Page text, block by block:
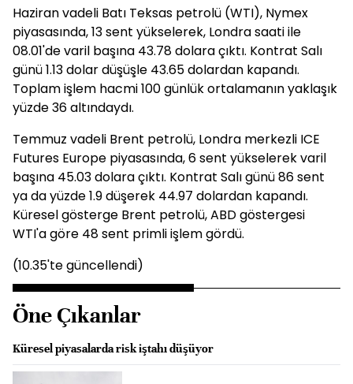
Haziran vadeli Batı Teksas petrolü (WTI), Nymex
piyasasında, 13 sent yükselerek, Londra saati ile
08.01'de varil başına 43.78 dolara çıktı. Kontrat Salı
günü 1.13 dolar düşüşle 43.65 dolardan kapandı.
Toplam işlem hacmi 100 günlük ortalamanın yaklaşık
yüzde 36 altındaydı.
Temmuz vadeli Brent petrolü, Londra merkezli ICE
Futures Europe piyasasında, 6 sent yükselerek varil
başına 45.03 dolara çıktı. Kontrat Salı günü 86 sent
ya da yüzde 1.9 düşerek 44.97 dolardan kapandı.
Küresel gösterge Brent petrolü, ABD göstergesi
WTI'a göre 48 sent primli işlem gördü.
(10.35'te güncellendi)
Öne Çıkanlar
Küresel piyasalarda risk iştahı düşüyor